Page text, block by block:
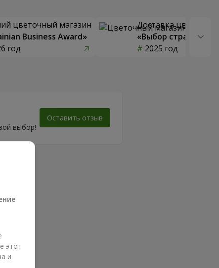
цветочный магазин
Business Award»
год
Доставка цветов
«Выбор страны»
2025 год
выбор!
Оставить отзыв
этот
и